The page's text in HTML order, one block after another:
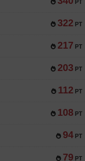
PT
322 PT
217 PT
203 PT
112 PT
108 PT
94 PT
79 PT